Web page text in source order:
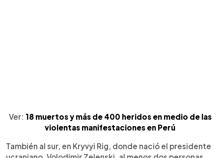
Ver: 18 muertos y más de 400 heridos en medio de las
violentas manifestaciones en Perú
También al sur, en Kryvyi Rig, donde nació el presidente